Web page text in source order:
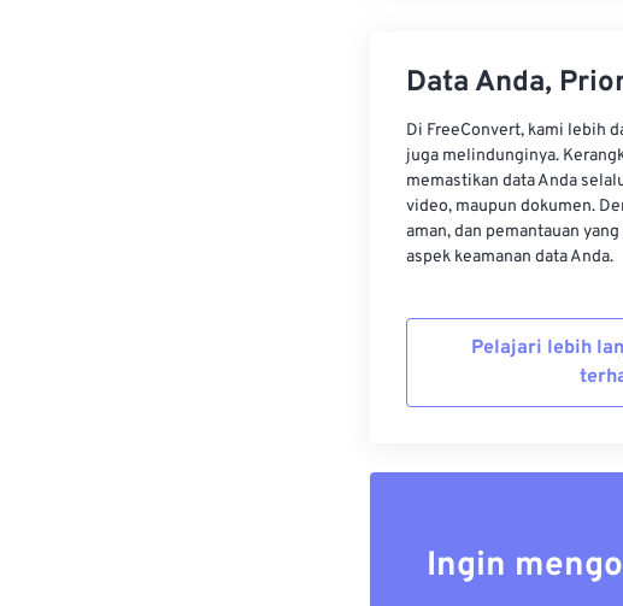
Data Anda,
Di FreeConvert, kami lebih
juga melindunginya.
memastikan data Anda
video, maupun dokumen.
aman, dan pemantauan
aspek keamanan data Anda.
Pelajari lebih
Ingin